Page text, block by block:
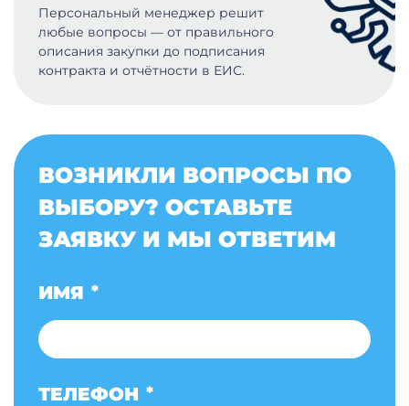
Персональный менеджер решит
любые вопросы — от правильного
описания закупки до подписания
контракта и отчётности в ЕИС.
ВОЗНИКЛИ ВОПРОСЫ ПО
ВЫБОРУ? ОСТАВЬТЕ
ЗАЯВКУ И МЫ ОТВЕТИМ
ИМЯ *
ТЕЛЕФОН *